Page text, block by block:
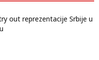
out reprezentacije Srbije u